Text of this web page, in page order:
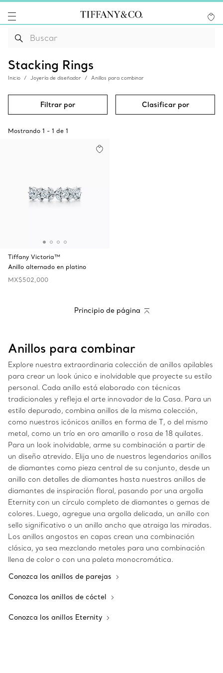
Stacking Rings
Inicio Joyería de diseñador Anillos para combinar
Filtrar por Clasificar por
Mostrando 1 - 1 de 1
Tiffany Victoria™
Anillo alternado en platino
MX$502,000
Principio de página
Anillos para combinar
Explore nuestra extraordinaria colección de anillos apilables
para crear un look único e inolvidable que proyecte su estilo
personal. Cada anillo está elaborado con técnicas
tradicionales y refleja el arte innovador de la Casa. Para un
estilo depurado, combina anillos de la misma colección,
como nuestros icónicos anillos en forma de T, o del mismo
metal, como un trío en oro amarillo o rosa de 18 quilates.
Para un look inolvidable, arme su combinación a partir de
un diseño atrevido. Elija uno de nuestros legendarios anillos
de diamantes como pieza central de su conjunto, desde un
anillo con detalles de diamantes hasta nuestros anillos de
diamantes de inspiración floral, pasando por una argolla
Eternity con un círculo completo de diamantes o gemas de
colores. Luego, agregue una argolla delicada, un anillo con
sello significativo o un anillo ancho que atraiga las miradas.
Los anillos angostos en capas crean una combinación
clásica, ya sea mezclando metales para una combinación
llena de color o con una paleta monocromática.
Conozca los anillos de parejas
Conozca los anillos de cóctel
Conozca los anillos Eternity